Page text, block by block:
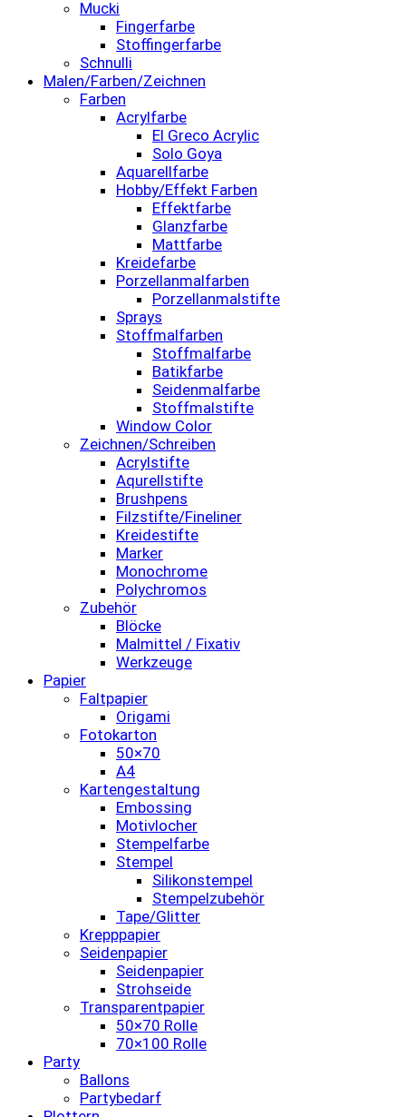
Mucki
Fingerfarbe
Stoffingerfarbe
Schnulli
Malen/Farben/Zeichnen
Farben
Acrylfarbe
El Greco Acrylic
Solo Goya
Aquarellfarbe
Hobby/Effekt Farben
Effektfarbe
Glanzfarbe
Mattfarbe
Kreidefarbe
Porzellanmalfarben
Porzellanmalstifte
Sprays
Stoffmalfarben
Stoffmalfarbe
Batikfarbe
Seidenmalfarbe
Stoffmalstifte
Window Color
Zeichnen/Schreiben
Acrylstifte
Aqurellstifte
Brushpens
Filzstifte/Fineliner
Kreidestifte
Marker
Monochrome
Polychromos
Zubehör
Blöcke
Malmittel / Fixativ
Werkzeuge
Papier
Faltpapier
Origami
Fotokarton
50×70
A4
Kartengestaltung
Embossing
Motivlocher
Stempelfarbe
Stempel
Silikonstempel
Stempelzubehör
Tape/Glitter
Krepppapier
Seidenpapier
Seidenpapier
Strohseide
Transparentpapier
50×70 Rolle
70×100 Rolle
Party
Ballons
Partybedarf